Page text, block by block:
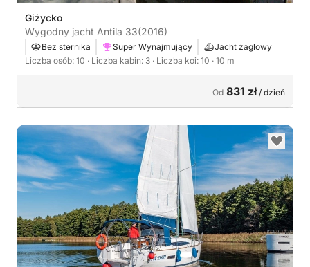
Giżycko
Wygodny jacht Antila 33(2016)
Bez sternika Super Wynajmujący
Jacht żaglowy
Liczba osób: 10 · Liczba kabin: 3 · Liczba koi: 10 · 10 m
Od 831 zł/ dzień